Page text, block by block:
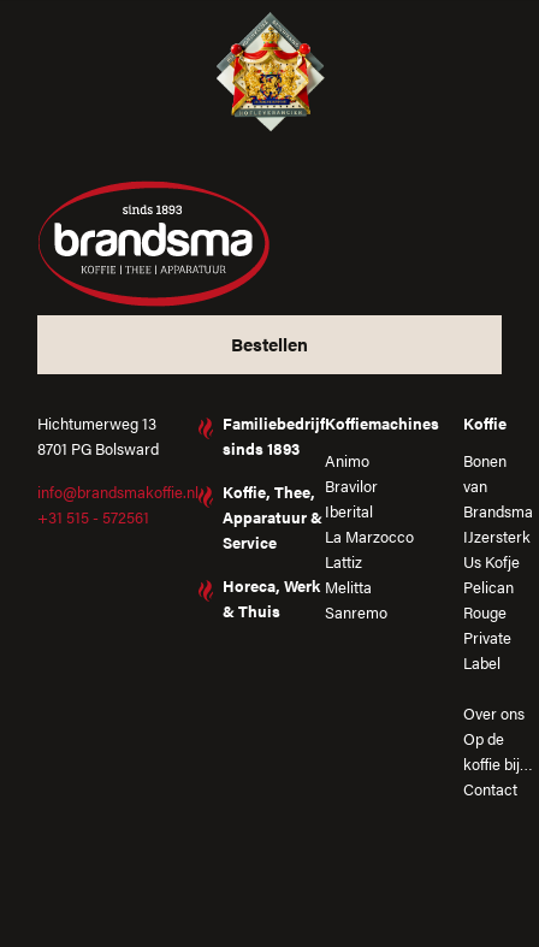
Bestellen
Hichtumerweg 13
8701 PG Bolsward
info@brandsmakoffie.nl
+31 515 - 572561
Familiebedrijf
sinds 1893
Koffie, Thee,
Apparatuur &
Service
Horeca, Werk
& Thuis
Koffiemachines
Animo
Bravilor
Iberital
La Marzocco
Lattiz
Melitta
Sanremo
Koffie
Bonen
van
Brandsma
IJzersterk
Us Kofje
Pelican
Rouge
Private
Label
Over ons
Op de
koffie bij…
Contact